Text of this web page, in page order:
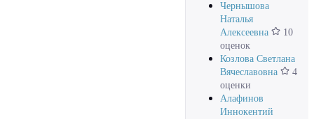
Чернышова
Наталья
Алексеевна
10
оценок
Козлова Светлана
Вячеславовна
4
оценки
Алафинов
Иннокентий